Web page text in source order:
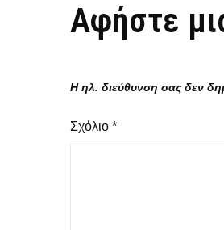
Αφήστε
Η ηλ. διεύθυνση σας δεν
Σχόλιο *